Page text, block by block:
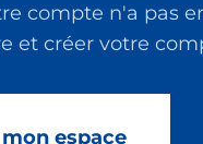
compte n'a pas
et créer votre
espace